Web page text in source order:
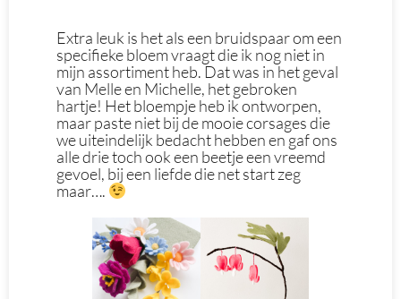
Extra leuk is het als een bruidspaar om een
specifieke bloem vraagt die ik nog niet in
mijn assortiment heb. Dat was in het geval
van Melle en Michelle, het gebroken
hartje! Het bloempje heb ik ontworpen,
maar paste niet bij de mooie corsages die
we uiteindelijk bedacht hebben en gaf ons
alle drie toch ook een beetje een vreemd
gevoel, bij een liefde die net start zeg
maar….